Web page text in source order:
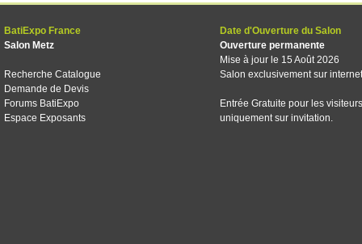
BatiExpo France
Salon Metz
Recherche Catalogue
Demande de Devis
Forums BatiExpo
Espace Exposants
Date d'Ouverture du Salon
Ouverture permanente
Mise à jour le 15 Août 2026
Salon exclusivement sur internet
Entrée Gratuite pour les visiteurs
uniquement sur invitation.